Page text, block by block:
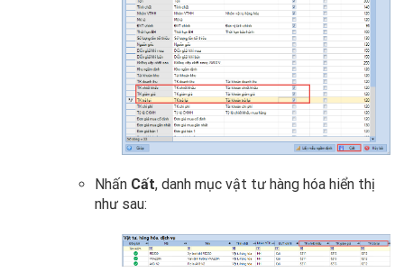
Nhấn Cất, danh mục vật tư hàng hóa hiển thị
như sau: